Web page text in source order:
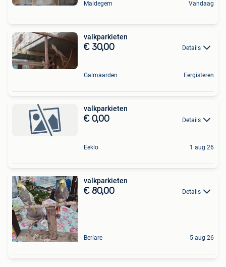
Maldegem Vandaag
valkparkieten
€ 30,00 Details
Galmaarden Eergisteren
valkparkieten
€ 0,00 Details
Eeklo 1 aug 26
valkparkieten
€ 80,00 Details
Berlare 5 aug 26